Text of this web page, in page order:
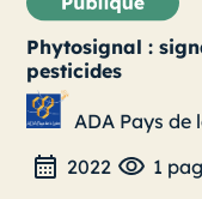
Phytosignal :
pesticides
ADA Pays de
2022
1